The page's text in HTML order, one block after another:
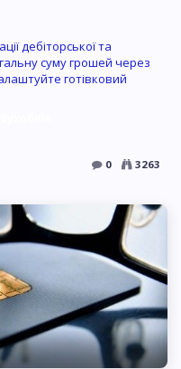
дебіторської та
суму грошей через
готівковий
0 3263